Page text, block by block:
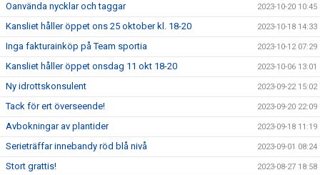
Oanvända nycklar och taggar 2023-10-20 10:45
Kansliet håller öppet ons 25 oktober kl. 18-20 2023-10-18 14:33
Inga fakturainköp på Team sportia 2023-10-12 07:29
Kansliet håller öppet onsdag 11 okt 18-20 2023-10-06 13:01
Ny idrottskonsulent 2023-09-22 15:02
Tack för ert överseende! 2023-09-20 22:09
Avbokningar av plantider 2023-09-18 11:19
Serieträffar innebandy röd blå nivå 2023-09-01 08:24
Stort grattis! 2023-08-27 18:58